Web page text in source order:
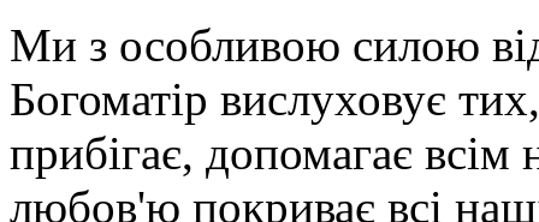
Ми з особливою силою
Богоматір вислуховує
прибігає, допомагає
любов'ю покриває всі